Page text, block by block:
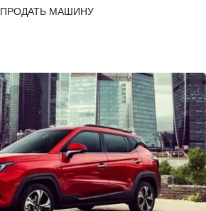
ПРОДАТЬ МАШИНУ